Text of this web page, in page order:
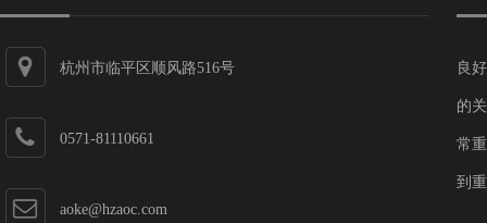
杭州市临平区顺风路516号
0571-81110661
aoke@hzaoc.com
良
的
常
到